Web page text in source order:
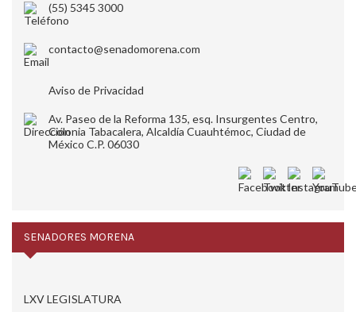
(55) 5345 3000
contacto@senadomorena.com
Aviso de Privacidad
Av. Paseo de la Reforma 135, esq. Insurgentes Centro,
Colonia Tabacalera, Alcaldía Cuauhtémoc, Ciudad de
México C.P. 06030
SENADORES MORENA
LXV LEGISLATURA